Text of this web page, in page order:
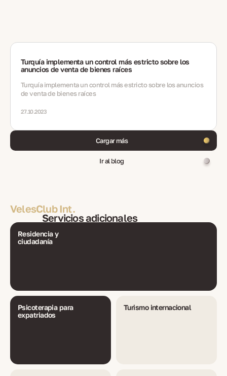
Turquía implementa un control más estricto sobre los
anuncios de venta de bienes raíces
Turquía implementa un control más estricto sobre los anuncios
de venta de bienes raíces
27.10.2023
Cargar más
Ir al blog
VelesClub Int.
Servicios adicionales
Residencia y
ciudadanía
Psicoterapia para
expatriados
Turismo internacional